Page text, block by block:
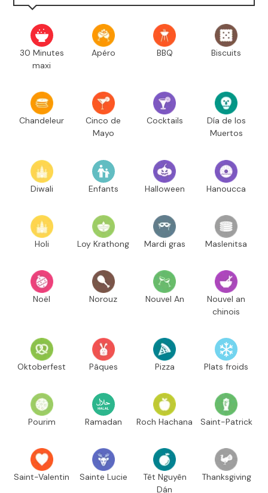
30 Minutes
maxi
Apéro BBQ Biscuits
Chandeleur
Cinco de
Mayo
Cocktails
Día de los
Muertos
Diwali Enfants Halloween Hanoucca
Holi Loy Krathong Mardi gras Maslenitsa
Noël Norouz Nouvel An
Nouvel an
chinois
Oktoberfest Pâques Pizza Plats froids
Pourim Ramadan Roch Hachana Saint-Patrick
Saint-Valentin Sainte Lucie
Têt Nguyên
Dán
Thanksgiving